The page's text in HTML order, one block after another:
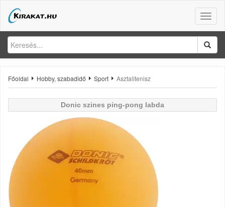
Toggle
Főoldal Hobby, szabadidő Sport Asztalitenisz
Donic szines ping-pong labda